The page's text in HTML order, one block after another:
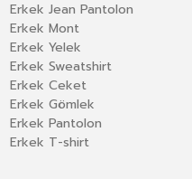
Erkek Jean Pantolon
Erkek Mont
Erkek Yelek
Erkek Sweatshirt
Erkek Ceket
Erkek Gömlek
Erkek Pantolon
Erkek T-shirt